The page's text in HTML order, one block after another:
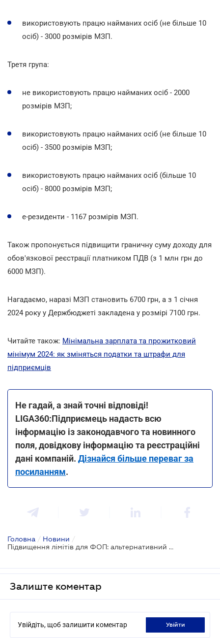
використовують працю найманих осіб (не більше 10
осіб) - 3000 розмірів МЗП.
Третя група:
не використовують працю найманих осіб - 2000
розмірів МЗП;
використовують працю найманих осіб (не більше 10
осіб) - 3500 розмірів МЗП;
використовують працю найманих осіб (більше 10
осіб) - 8000 розмірів МЗП;
е-резиденти - 1167 розмірів МЗП.
Також пропонується підвищити граничну суму доходу для
обов'язкової реєстрації платником ПДВ (з 1 млн грн до
6000 МЗП).
Нагадаємо, наразі МЗП становить 6700 грн, а з 1 січня
2024 року у Держбюджеті закладена у розмірі 7100 грн.
Читайте також: Мінімальна зарплата та прожитковий
мінімум 2024: як зміняться податки та штрафи для
підприємців
Не гадай, а знай точні відповіді!
LIGA360:Підприємець надасть всю
інформацію із законодавчого та новинного
поля, довідкову інформацію та реєстраційні
дані компаній. Дізнайся більше переваг за
посиланням.
Головна / Новини /
Підвищення лімітів для ФОП: альтернативний проєкт
Залиште коментар
Увійдіть, щоб залишити коментар увійти